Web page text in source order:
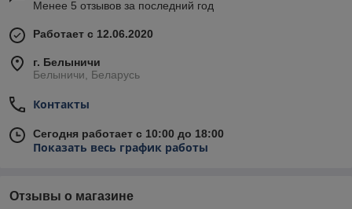
Менее 5 отзывов за последний год
Работает с 12.06.2020
г. Белыничи
Белыничи, Беларусь
Контакты
Сегодня работает с 10:00 до 18:00
Показать весь график работы
Отзывы о магазине